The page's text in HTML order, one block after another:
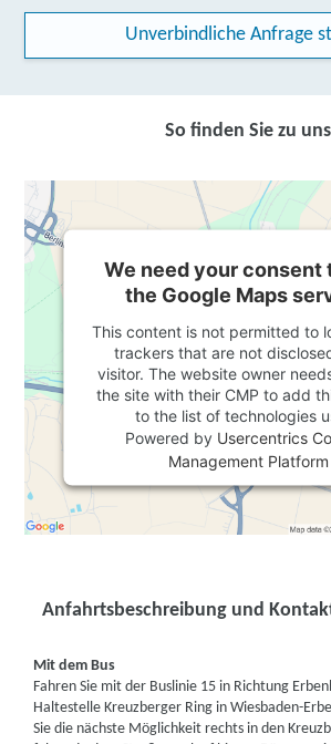
Unverbindliche Anfrage
So finden Sie zu uns
We need your consent
the Google Maps
This content is not permitted to
trackers that are not
visitor. The website owner
the site with their CMP to add
to the list of technologies
Powered by Usercentrics
Management Platform
Anfahrtsbeschreibung und
Mit dem Bus
Fahren Sie mit der Buslinie 15 in Richtung
Haltestelle Kreuzberger Ring in Wiesbaden-
Sie die nächste Möglichkeit rechts in den